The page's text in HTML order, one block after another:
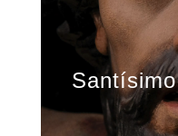
Santísimo